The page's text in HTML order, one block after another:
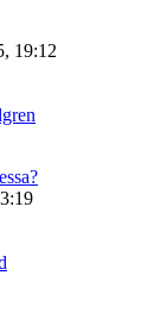
19:12